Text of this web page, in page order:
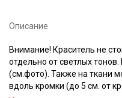
Описание
Внимание! Краситель не
отдельно от светлых
(см.фото). Также на ткани
вдоль кромки (до 5 см. от